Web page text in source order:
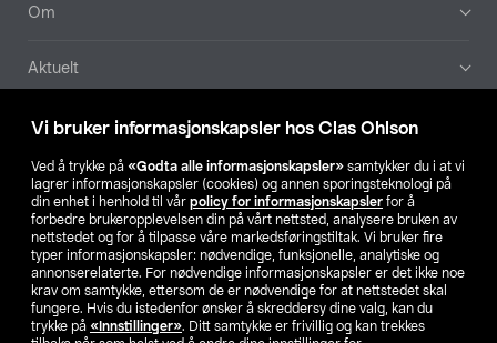
Vi bruker informasjonskapsler hos Clas Ohlson
Ved å trykke på «Godta alle informasjonskapsler» samtykker du i at vi
lagrer informasjonskapsler (cookies) og annen sporingsteknologi på
din enhet i henhold til vår policy for informasjonskapsler for å
forbedre brukeropplevelsen din på vårt nettsted, analysere bruken av
nettstedet og for å tilpasse våre markedsføringstiltak. Vi bruker fire
typer informasjonskapsler: nødvendige, funksjonelle, analytiske og
annonserelaterte. For nødvendige informasjonskapsler er det ikke noe
krav om samtykke, ettersom de er nødvendige for at nettstedet skal
fungere. Hvis du istedenfor ønsker å skreddersy dine valg, kan du
trykke på «Innstillinger». Ditt samtykke er frivillig og kan trekkes
Om
Aktuelt
Våre selskaper
Finn din butikk
SE NO FI